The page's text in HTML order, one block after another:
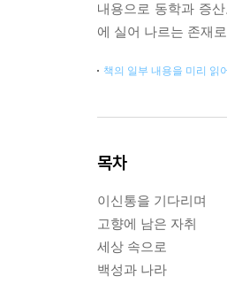
내용으로 동학과 증
에 실어 나르는 존재
책의 일부 내용을 미리 읽
목차
이신통을 기다리며
고향에 남은 자취
세상 속으로
백성과 나라